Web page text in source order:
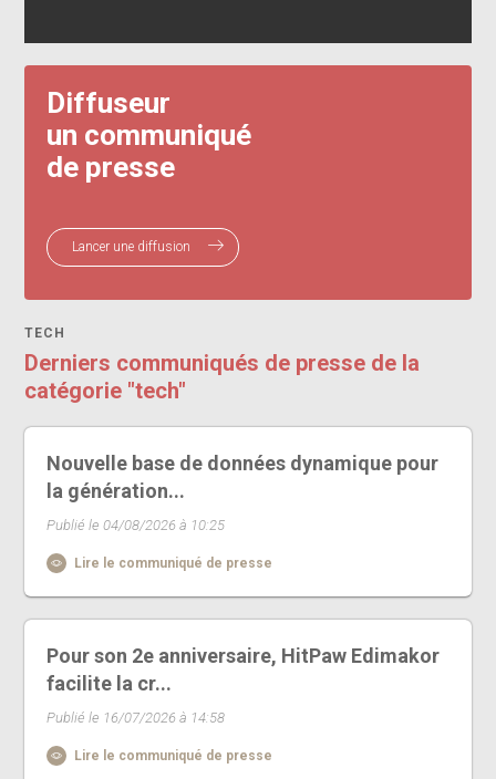
Diffuseur
un communiqué
de presse
Lancer une diffusion
TECH
Derniers communiqués de presse de la
catégorie "tech"
Nouvelle base de données dynamique pour
la génération...
Publié le 04/08/2026 à 10:25
Lire le communiqué de presse
Pour son 2e anniversaire, HitPaw Edimakor
facilite la cr...
Publié le 16/07/2026 à 14:58
Lire le communiqué de presse